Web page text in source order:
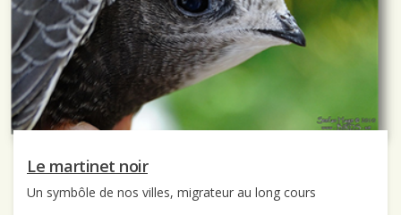
Le martinet noir
Un symbôle de nos villes, migrateur au long cours